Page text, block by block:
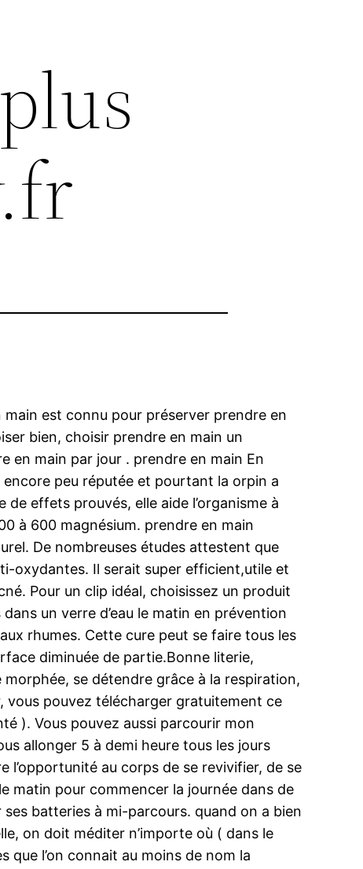
main est connu pour préserver prendre en
bien, choisir prendre en main un
en main par jour . prendre en main En
peu réputée et pourtant la orpin a
effets prouvés, elle aide l’organisme à
à 600 magnésium. prendre en main
De nombreuses études attestent que
oxydantes. Il serait super efficient,utile et
Pour un clip idéal, choisissez un produit
un verre d’eau le matin en prévention
rhumes. Cette cure peut se faire tous les
diminuée de partie.Bonne literie,
morphée, se détendre grâce à la respiration,
vous pouvez télécharger gratuitement ce
). Vous pouvez aussi parcourir mon
allonger 5 à demi heure tous les jours
l’opportunité au corps de se revivifier, de se
matin pour commencer la journée dans de
batteries à mi-parcours. quand on a bien
on doit méditer n’importe où ( dans le
l’on connait au moins de nom la